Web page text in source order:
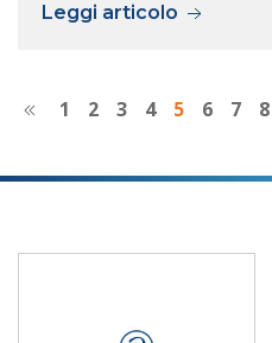
Leggi articolo
1 2 3 4 5 6 7 8